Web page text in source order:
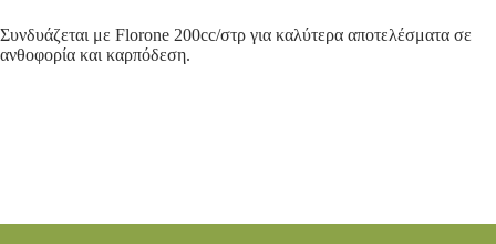
Συνδυάζεται με Florone 200cc/στρ για καλύτερα αποτελέσματα σε
ανθοφορία και καρπόδεση.